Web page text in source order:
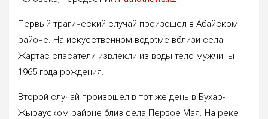
Первый трагический случай произошел в Абайском
районе. На искусственном водоtме вблизи села
Жартас спасатели извлекли из воды тело мужчины
1965 года рождения.
Второй случай произошел в тот же день в Бухар-
Жырауском районе близ села Первое Мая. На реке